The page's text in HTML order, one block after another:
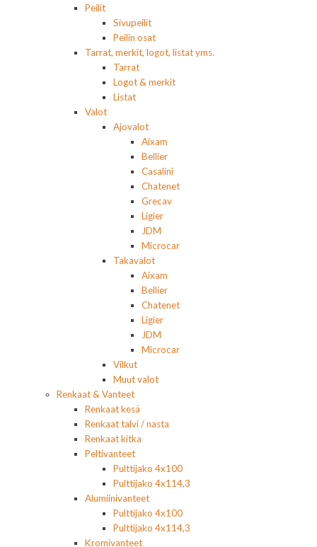
Peilit
Sivupeilit
Peilin osat
Tarrat, merkit, logot, listat yms.
Tarrat
Logot & merkit
Listat
Valot
Ajovalot
Aixam
Bellier
Casalini
Chatenet
Grecav
Ligier
JDM
Microcar
Takavalot
Aixam
Bellier
Chatenet
Ligier
JDM
Microcar
Vilkut
Muut valot
Renkaat & Vanteet
Renkaat kesä
Renkaat talvi / nasta
Renkaat kitka
Peltivanteet
Pulttijako 4x100
Pulttijako 4x114,3
Alumiinivanteet
Pulttijako 4x100
Pulttijako 4x114,3
Kromivanteet